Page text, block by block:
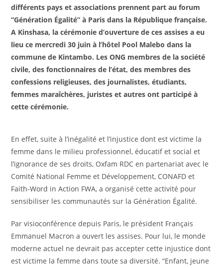
différents pays et associations prennent part au forum
“Génération Égalité” à Paris dans la République française.
A Kinshasa, la cérémonie d’ouverture de ces assises a eu
lieu ce mercredi 30 juin à l’hôtel Pool Malebo dans la
commune de Kintambo. Les ONG membres de la société
civile, des fonctionnaires de l’état, des membres des
confessions religieuses, des journalistes, étudiants,
femmes maraîchères, juristes et autres ont participé à
cette cérémonie.
En effet, suite à l’inégalité et l’injustice dont est victime la
femme dans le milieu professionnel, éducatif et social et
l’ignorance de ses droits, Oxfam RDC en partenariat avec le
Comité National Femme et Développement, CONAFD et
Faith-Word in Action FWA, a organisé cette activité pour
sensibiliser les communautés sur la Génération Égalité.
Par visioconférence depuis Paris, le président Français
Emmanuel Macron a ouvert les assises. Pour lui, le monde
moderne actuel ne devrait pas accepter cette injustice dont
est victime la femme dans toute sa diversité. “Enfant, jeune